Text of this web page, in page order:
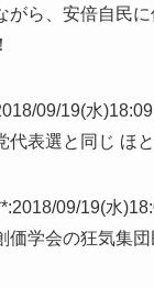
がら、安倍自民
09/19(水
代表選と同じ ほ
:2018/09/19(水
価学会の狂気集